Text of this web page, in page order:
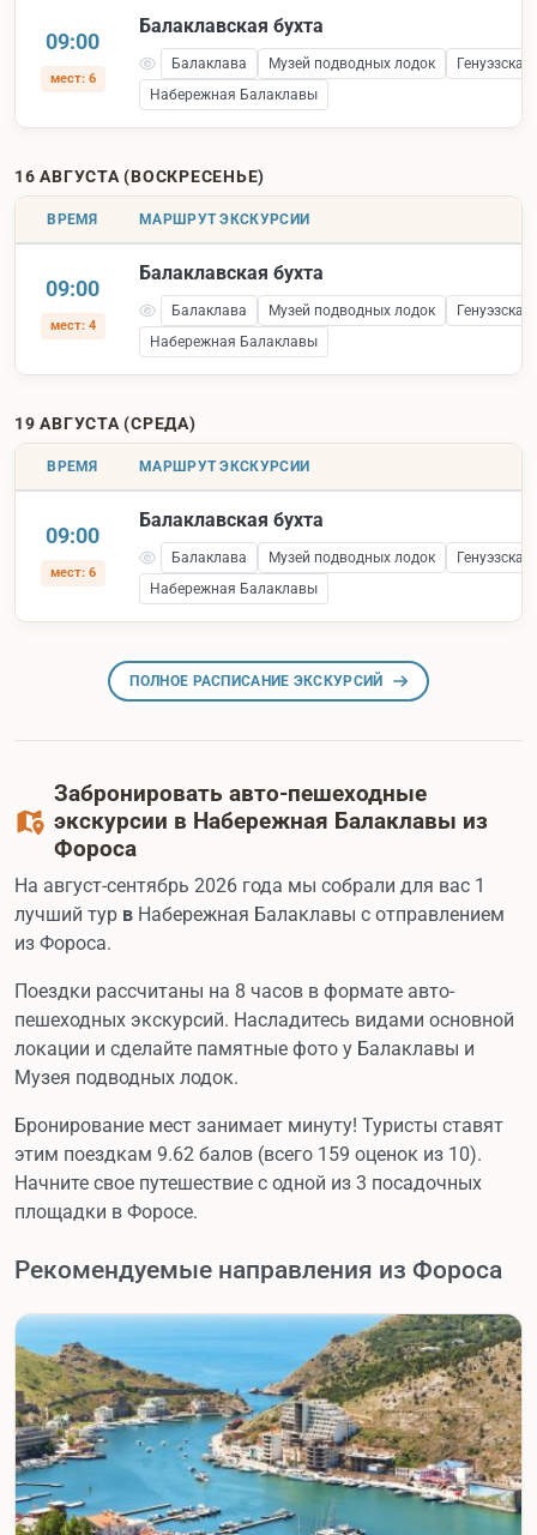
09:00
мест: 6
Балаклавская бухта
Балаклава Музей подводных лодок
Набережная Балаклавы
16 АВГУСТА (ВОСКРЕСЕНЬЕ)
ВРЕМЯ МАРШРУТ ЭКСКУРСИИ
09:00
мест: 4
Балаклавская бухта
Балаклава Музей подводных лодок
Набережная Балаклавы
19 АВГУСТА (СРЕДА)
ВРЕМЯ МАРШРУТ ЭКСКУРСИИ
09:00
мест: 6
Балаклавская бухта
Балаклава Музей подводных лодок
Набережная Балаклавы
ПОЛНОЕ РАСПИСАНИЕ ЭКСКУРСИЙ
Забронировать авто-пешеходные
экскурсии в Набережная Балаклавы из
Фороса
На август-сентябрь 2026 года мы собрали для вас 1
лучший тур в Набережная Балаклавы с отправлением
из Фороса.
Поездки рассчитаны на 8 часов в формате авто-
пешеходных экскурсий. Насладитесь видами основной
локации и сделайте памятные фото у Балаклавы и
Музея подводных лодок.
Бронирование мест занимает минуту! Туристы ставят
этим поездкам 9.62 балов (всего 159 оценок из 10).
Начните свое путешествие с одной из 3 посадочных
площадки в Форосе.
Рекомендуемые направления из Фороса